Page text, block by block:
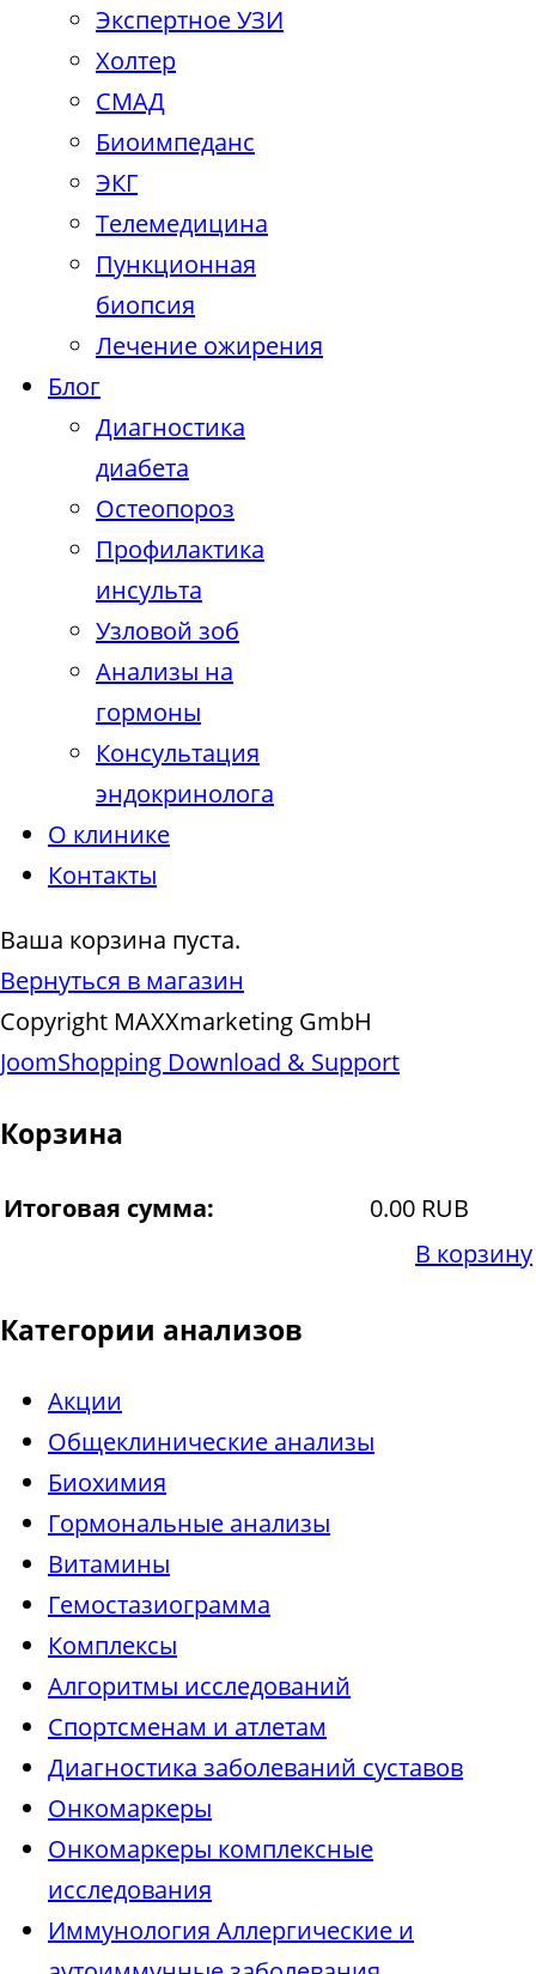
Экспертное УЗИ
Холтер
СМАД
Биоимпеданс
ЭКГ
Телемедицина
Пункционная
биопсия
Лечение ожирения
Блог
Диагностика
диабета
Остеопороз
Профилактика
инсульта
Узловой зоб
Анализы на
гормоны
Консультация
эндокринолога
О клинике
Контакты
Ваша корзина пуста.
Вернуться в магазин
Copyright MAXXmarketing GmbH
JoomShopping Download & Support
Корзина
Итоговая сумма:
0.00 RUB
В корзину
Категории анализов
Акции
Общеклинические анализы
Биохимия
Гормональные анализы
Витамины
Гемостазиограмма
Комплексы
Алгоритмы исследований
Спортсменам и атлетам
Диагностика заболеваний суставов
Онкомаркеры
Онкомаркеры комплексные
исследования
Иммунология Аллергические и